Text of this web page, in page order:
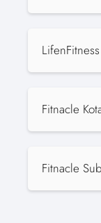
Fitnacle
Fitnacle